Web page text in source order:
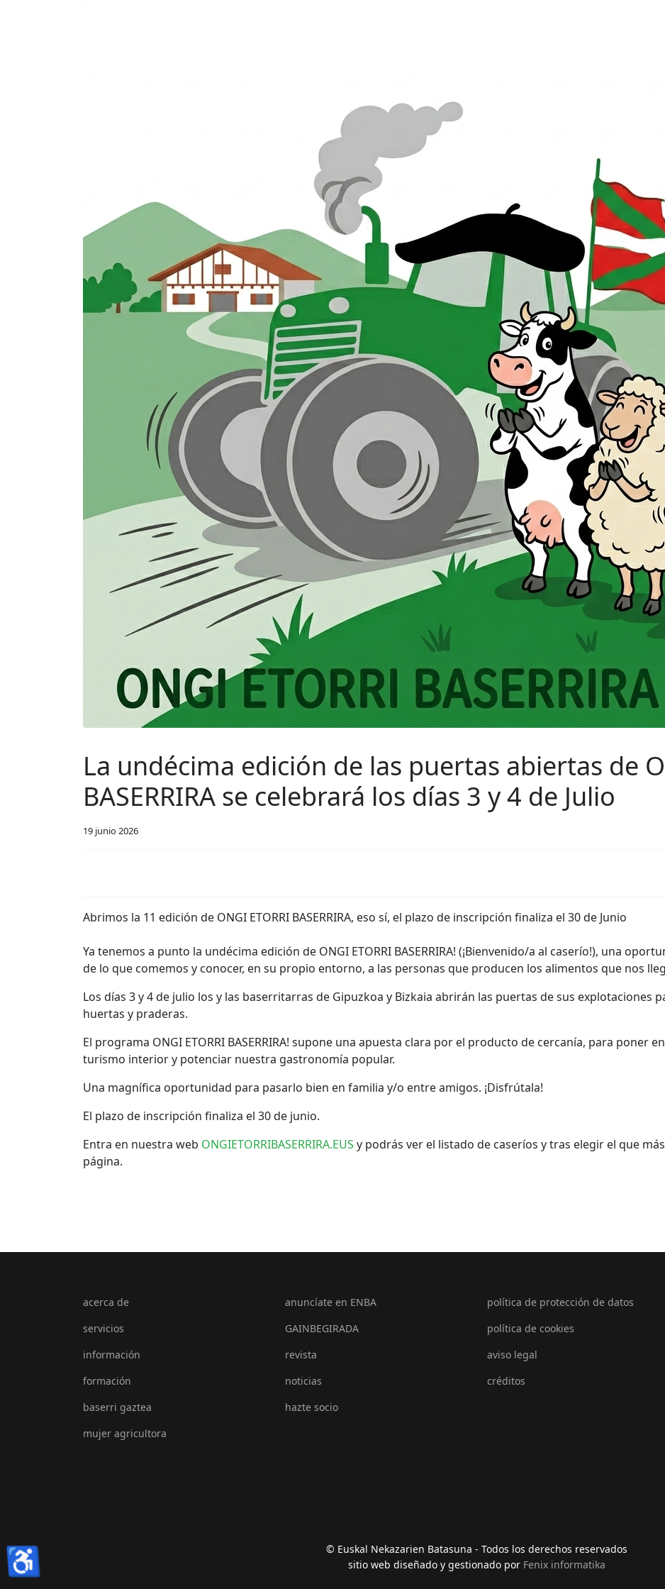
La undécima edición de las puertas abiertas de
BASERRIRA se celebrará los días 3 y 4 de Julio
19 junio 2026
Abrimos la 11 edición de ONGI ETORRI BASERRIRA, eso sí, el plazo de inscripción finaliza el 30 de Junio
Ya tenemos a punto la undécima edición de ONGI ETORRI BASERRIRA! (¡Bienvenido/a al caserío!), una
de lo que comemos y conocer, en su propio entorno, a las personas que producen los alimentos que nos
Los días 3 y 4 de julio los y las baserritarras de Gipuzkoa y Bizkaia abrirán las puertas de sus explotaciones
huertas y praderas.
El programa ONGI ETORRI BASERRIRA! supone una apuesta clara por el producto de cercanía, para poner
turismo interior y potenciar nuestra gastronomía popular.
Una magnífica oportunidad para pasarlo bien en familia y/o entre amigos. ¡Disfrútala!
El plazo de inscripción finaliza el 30 de junio.
Entra en nuestra web ONGIETORRIBASERRIRA.EUS y podrás ver el listado de caseríos y tras elegir el que
página.
acerca de
servicios
información
formación
baserri gaztea
mujer agricultora
anuncíate en ENBA
GAINBEGIRADA
revista
noticias
hazte socio
política de protección de datos
política de cookies
aviso legal
créditos
© Euskal Nekazarien Batasuna - Todos los derechos reservados
sitio web diseñado y gestionado por Fenix informatika